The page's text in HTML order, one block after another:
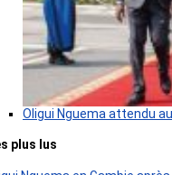
Oligui Nguema attendu
plus lus